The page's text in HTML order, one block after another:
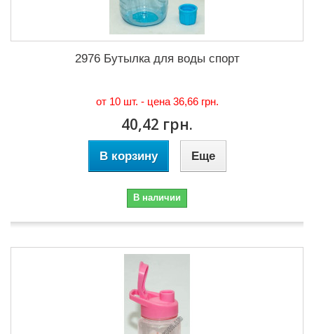
2976 Бутылка для воды спорт
от 10 шт. - цена 36,66 грн.
40,42 грн.
В корзину Еще
В наличии